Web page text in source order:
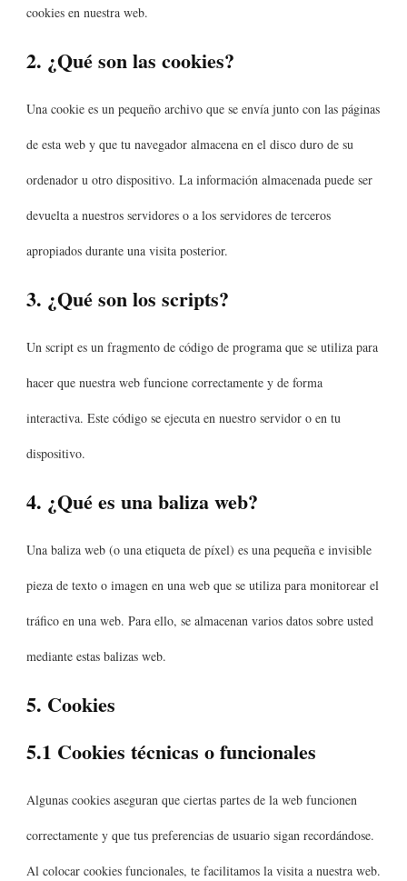
cookies en nuestra web.
2. ¿Qué son las cookies?
Una cookie es un pequeño archivo que se envía junto con las páginas
de esta web y que tu navegador almacena en el disco duro de su
ordenador u otro dispositivo. La información almacenada puede ser
devuelta a nuestros servidores o a los servidores de terceros
apropiados durante una visita posterior.
3. ¿Qué son los scripts?
Un script es un fragmento de código de programa que se utiliza para
hacer que nuestra web funcione correctamente y de forma
interactiva. Este código se ejecuta en nuestro servidor o en tu
dispositivo.
4. ¿Qué es una baliza web?
Una baliza web (o una etiqueta de píxel) es una pequeña e invisible
pieza de texto o imagen en una web que se utiliza para monitorear el
tráfico en una web. Para ello, se almacenan varios datos sobre usted
mediante estas balizas web.
5. Cookies
5.1 Cookies técnicas o funcionales
Algunas cookies aseguran que ciertas partes de la web funcionen
correctamente y que tus preferencias de usuario sigan recordándose.
Al colocar cookies funcionales, te facilitamos la visita a nuestra web.